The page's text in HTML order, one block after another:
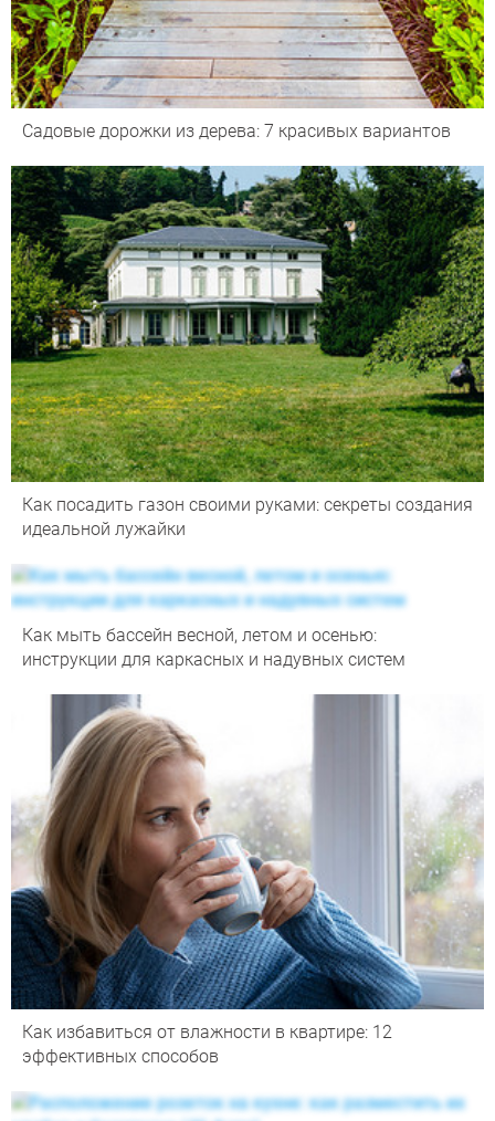
Садовые дорожки из дерева: 7 красивых вариантов
Как посадить газон своими руками: секреты создания
идеальной лужайки
Как мыть бассейн весной, летом и осенью:
инструкции для каркасных и надувных систем
Как избавиться от влажности в квартире: 12
эффективных способов